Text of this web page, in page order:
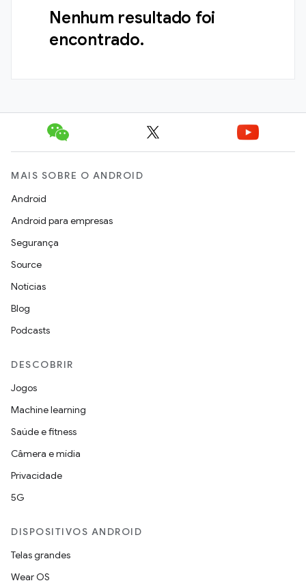
Nenhum resultado foi
encontrado.
MAIS SOBRE O ANDROID
Android
Android para empresas
Segurança
Source
Notícias
Blog
Podcasts
DESCOBRIR
Jogos
Machine learning
Saúde e fitness
Câmera e mídia
Privacidade
5G
DISPOSITIVOS ANDROID
Telas grandes
Wear OS